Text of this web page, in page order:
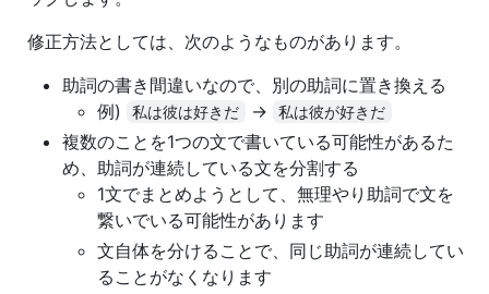
修正方法としては、次のようなものがあります。
助詞の書き間違いなので、別の助詞に置き換える
例)
私は彼は好きだ → 私は彼が好きだ
複数のことを1つの文で書いている可能性があるた
め、助詞が連続している文を分割する
1文でまとめようとして、無理やり助詞で文を
繋いでいる可能性があります
文自体を分けることで、同じ助詞が連続してい
ることがなくなります